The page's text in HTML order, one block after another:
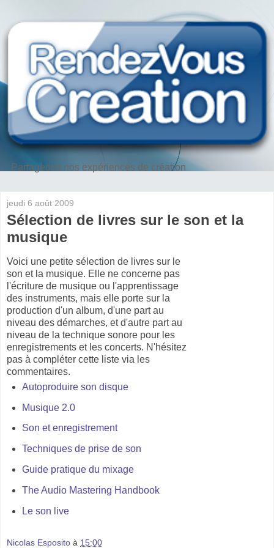
Partageons nos expériences de création
jeudi 6 août 2009
Sélection de livres sur le son et la
musique
Voici une petite sélection de livres sur le
son et la musique. Elle ne concerne pas
l'écriture de musique ou l'apprentissage
des instruments, mais elle porte sur la
production d'un album, d'une part au
niveau des démarches, et d'autre part au
niveau de la technique sonore pour les
enregistrements et les concerts. N'hésitez
pas à compléter cette liste via les
commentaires.
Autoproduire son disque
Musique 2.0
Son et enregistrement
Techniques de prise de son
Guide pratique du mixage
The Audio Mastering Handbook
Le son live
Nicolas Esposito à 15:00